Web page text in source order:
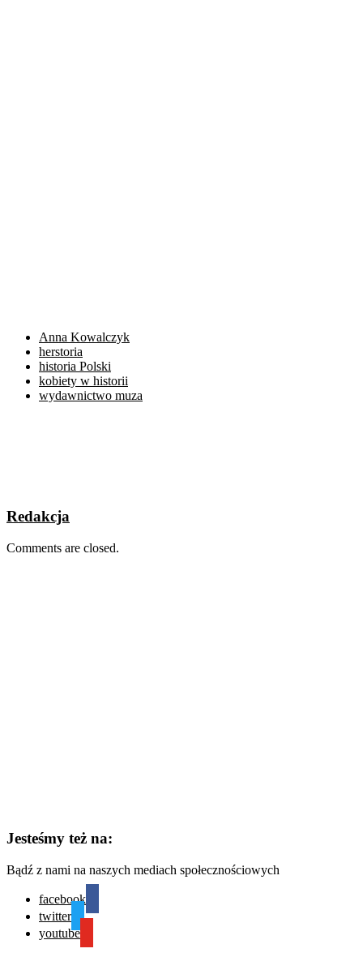
Anna Kowalczyk
herstoria
historia Polski
kobiety w historii
wydawnictwo muza
Redakcja
Comments are closed.
Jesteśmy też na:
Bądź z nami na naszych mediach społecznościowych
facebook
twitter
youtube